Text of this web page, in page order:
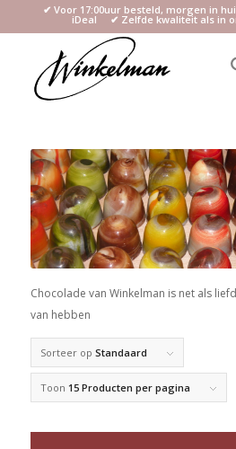
✔ Voor 17:00uur besteld, morgen in
iDeal ✔ Zelfde kwaliteit als in
Chocolade van Winkelman is net als
van hebben
Sorteer op Standaard
Toon 15 Producten per pagina